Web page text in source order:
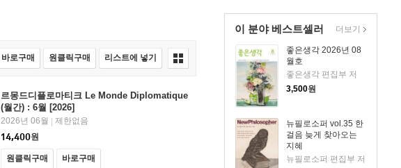
이 분야 베스트셀러
좋은생각 2026년 08
월호
좋은생각 편집부 저
3,500원
뉴필로소퍼 vol.35 한
걸음 늦게 찾아오는
지혜
뉴필로소퍼 편집부 저
더보기
바로구매 원클릭구매 리스트에 넣기
르몽드디플로마티크 Le Monde Diplomatique
(월간) : 6월 [2026]
2026년 06월 | 제한없음
14,400원
원클릭구매 바로구매